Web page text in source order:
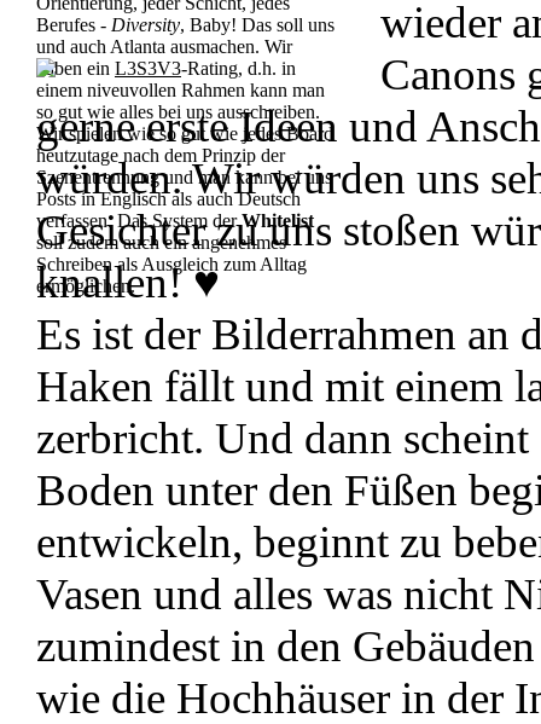
Berufes - Diversity, Baby! Das soll uns
und auch Atlanta ausmachen. Wir
haben ein L3S3V3-Rating, d.h. in
einem niveuvollen Rahmen kann man
so gut wie alles bei uns ausschreiben.
Wir spielen wie so gut wie jedes Board
heutzutage nach dem Prinzip der
Szenentrennung und man kann bei uns
Posts in Englisch als auch Deutsch
verfassen. Das System derWhitelist
soll zudem auch ein angenehmes
Schreiben als Ausgleich zum Alltag
ermöglichen.
wieder
Canons
gerne erste Ideen und
würden. Wir würden uns
Gesichter zu uns stoßen
knallen! ♥
Es ist der Bilderrahmen an
Haken fällt und mit einem
zerbricht. Und dann
Boden unter den Füßen
entwickeln, beginnt zu
Vasen und alles was nicht
zumindest in den
wie die Hochhäuser in der